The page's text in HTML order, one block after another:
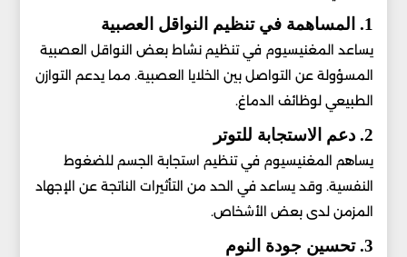
1. المساهمة في تنظيم النواقل العصبية
يساعد المغنيسيوم في تنظيم نشاط بعض النواقل العصبية
المسؤولة عن التواصل بين الخلايا العصبية. مما يدعم التوازن
الطبيعي لوظائف الدماغ.
2. دعم الاستجابة للتوتر
يساهم المغنيسيوم في تنظيم استجابة الجسم للضغوط
النفسية. وقد يساعد في الحد من التأثيرات الناتجة عن الإجهاد
المزمن لدى بعض الأشخاص.
3. تحسين جودة النوم